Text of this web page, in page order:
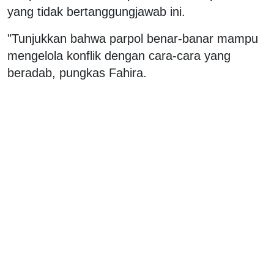
yang tidak bertanggungjawab ini.
"Tunjukkan bahwa parpol benar-banar mampu
mengelola konflik dengan cara-cara yang
beradab, pungkas Fahira.